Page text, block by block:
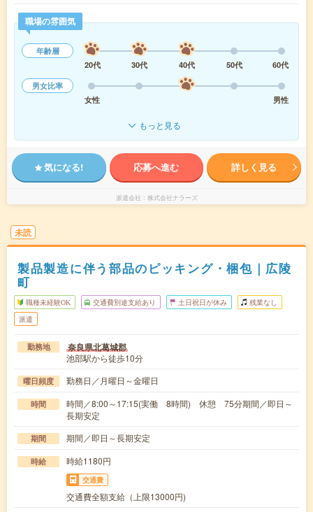
職場の雰囲気
年齢層
20代
30代 40代 50代
60代
男女比率
女性
男性
もっと見る
気になる! 応募へ進む 詳しく見る
派遣会社 株式会社ナラーズ
未読
製品製造に伴う部品のピッキング・梱包｜広陵
町
職種未経験OK 交通費別途支給あり 土日祝日が休み 残業なし
派遣
勤務地 奈良県北葛城郡
池部駅から徒歩10分
曜日頻度 勤務日／月曜日～金曜日
時間
時間／8:00～17:15(実働 8時間) 休憩 75分期間／即日～
長期安定
期間 期間／即日～長期安定
時給 時給1180円
交通費
交通費全額支給（上限13000円)